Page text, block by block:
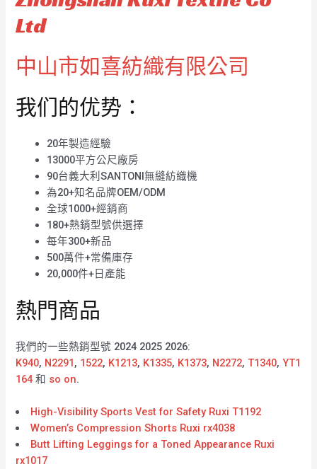
Ltd
中山市如喜紡織有限公司
我们的优势：
20年製造經驗
13000平方公尺廠房
90台義大利SANTONI無縫紡織機
為20+知名品牌OEM/ODM
全球1000+經銷商
180+熱銷型號供選擇
每年300+新品
500萬件+常備庫存
20,000件+日產能
熱門商品
我們的一些熱銷型號 2024 2025 2026:
K940, N2291, 1522, K1213, K1335, K1373, N2272,T1340,YT1
164 和 so on.
High-Visibility Sports Vest for Safety Ruxi T1192
Women’s Compression Shorts Ruxi rx4038
Butt Lifting Leggings for a Toned Appearance Ruxi
rx1017